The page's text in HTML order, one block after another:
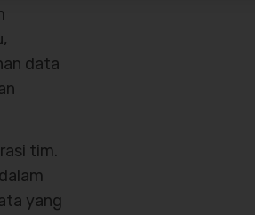
data
tim.
yang